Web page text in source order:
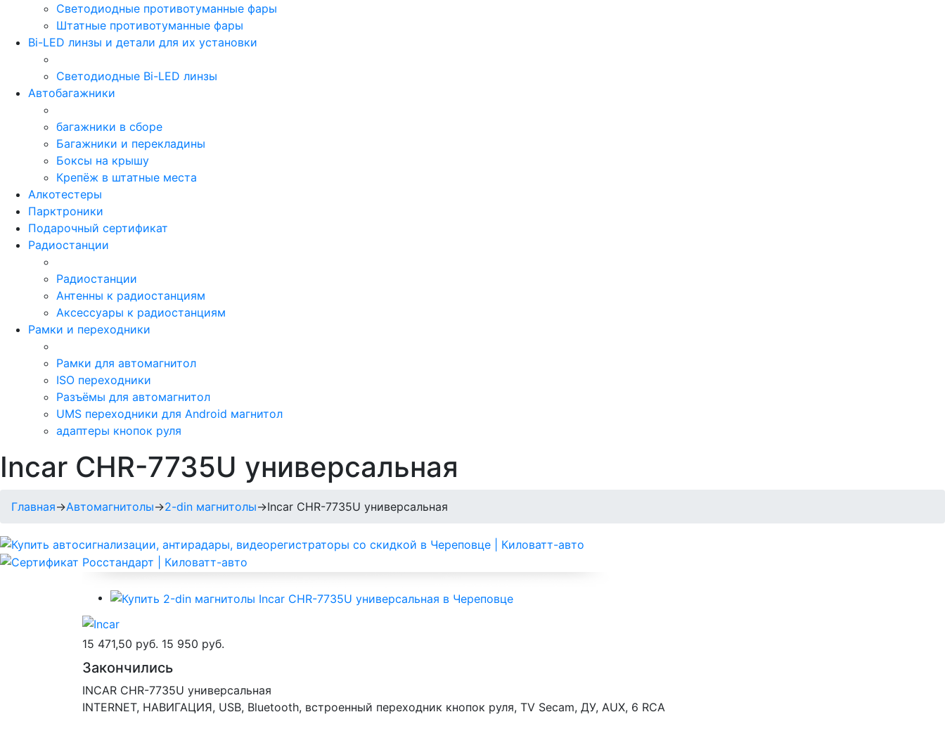
Светодиодные противотуманные фары
Штатные противотуманные фары
Bi-LED линзы и детали для их установки
Светодиодные Bi-LED линзы
Автобагажники
багажники в сборе
Багажники и перекладины
Боксы на крышу
Крепёж в штатные места
Алкотестеры
Парктроники
Подарочный сертификат
Радиостанции
Радиостанции
Антенны к радиостанциям
Аксессуары к радиостанциям
Рамки и переходники
Рамки для автомагнитол
ISO переходники
Разъёмы для автомагнитол
UMS переходники для Android магнитол
адаптеры кнопок руля
Incar CHR-7735U универсальная
Главная→Автомагнитолы→2-din магнитолы→Incar CHR-7735U универсальная
15 471,50 руб. 15 950 руб.
Закончились
INCAR CHR-7735U универсальная
INTERNET, НАВИГАЦИЯ, USB, Bluetooth, встроенный переходник кнопок руля, TV Secam, ДУ, AUX, 6 RCA